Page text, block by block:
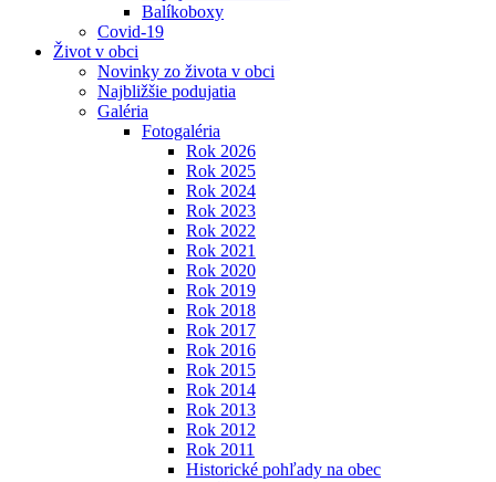
Balíkoboxy
Covid-19
Život v obci
Novinky zo života v obci
Najbližšie podujatia
Galéria
Fotogaléria
Rok 2026
Rok 2025
Rok 2024
Rok 2023
Rok 2022
Rok 2021
Rok 2020
Rok 2019
Rok 2018
Rok 2017
Rok 2016
Rok 2015
Rok 2014
Rok 2013
Rok 2012
Rok 2011
Historické pohľady na obec